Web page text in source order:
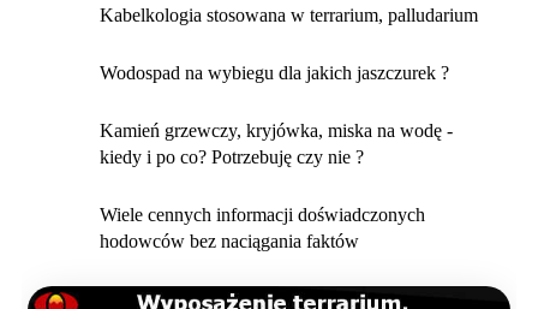
Kabelkologia stosowana w terrarium, palludarium
Wodospad na wybiegu dla jakich jaszczurek ?
Kamień grzewczy, kryjówka, miska na wodę -
kiedy i po co? Potrzebuję czy nie ?
Wiele cennych informacji doświadczonych
hodowców bez naciągania faktów